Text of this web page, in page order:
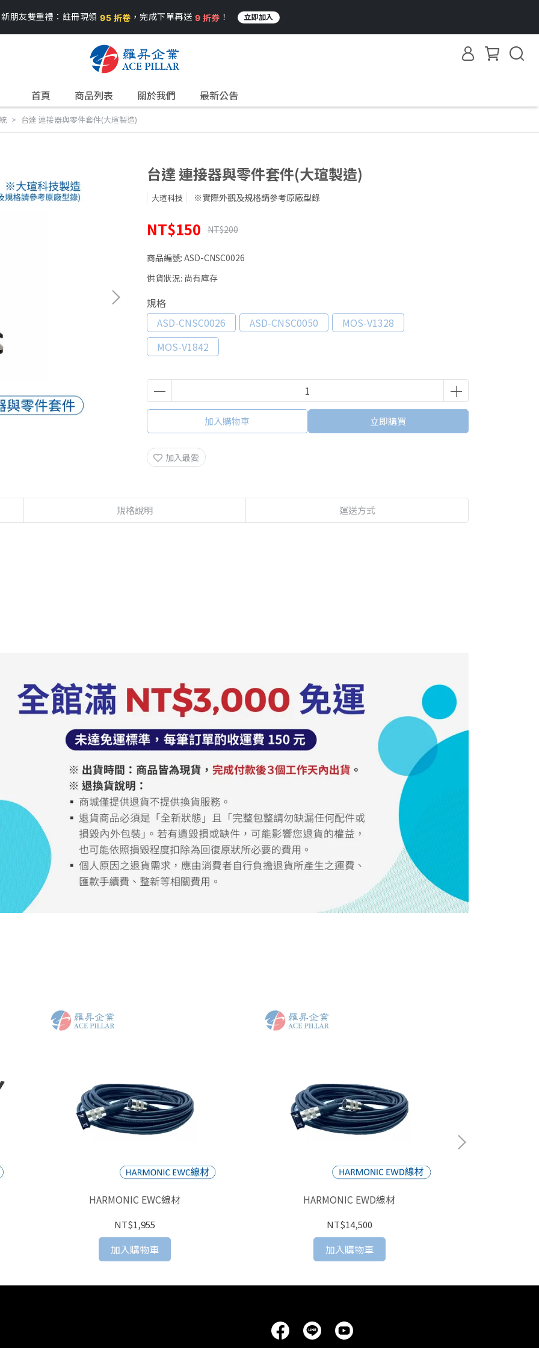
朋友雙重禮：註冊現領95 折卷 ，完成下單再送 9 折券 ！ 立即加入
首頁 商品列表 關於我們 最新公告
台達 連接器與零件套件(大瑄製造)
台達 連接器與零件套件(大瑄製造)
大瑄科技 ※實際外觀及規格請參考原廠型錄
NT$150 NT$200
商品編號: ASD-CNSC0026
供貨狀況: 尚有庫存
規格
ASD-CNSC0026
ASD-CNSC0050
MOS-V1328
MOS-V1842
加入購物車 立即購買
加入最愛
規格說明 運送方式
HARMONIC EWC線材
NT$1,955
加入購物車
HARMONIC EWD線材
NT$14,500
加入購物車